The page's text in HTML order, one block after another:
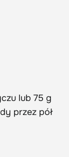
lub 75 g
przez pół